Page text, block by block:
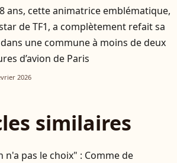
ans, cette animatrice emblématique,
de TF1, a complètement refait sa
une commune à moins de deux
d’avion de Paris
2026
similaires
n'a pas le choix" : Comme de